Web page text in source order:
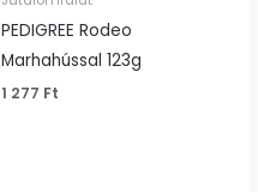
PEDIGREE Rodeo
Marhahússal 123g
1 277 Ft